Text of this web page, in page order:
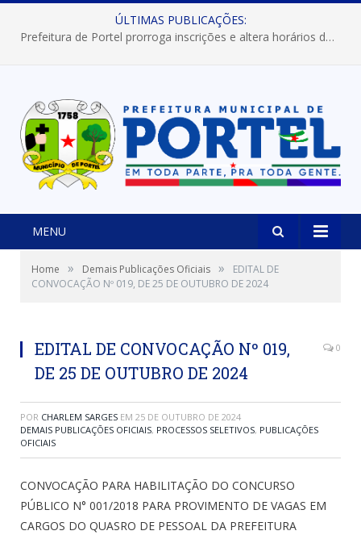
ÚLTIMAS PUBLICAÇÕES:
Prefeitura de Portel prorroga inscrições e altera horários dos concursos “Musa” e “Miss Mix Verão 2026”
MENU
Home » Demais Publicações Oficiais »
EDITAL DE
CONVOCAÇÃO Nº 019, DE 25 DE OUTUBRO DE 2024
EDITAL DE CONVOCAÇÃO Nº 019,
DE 25 DE OUTUBRO DE 2024
0
POR CHARLEM SARGES EM 25 DE OUTUBRO DE 2024
DEMAIS PUBLICAÇÕES OFICIAIS, PROCESSOS SELETIVOS, PUBLICAÇÕES
OFICIAIS
CONVOCAÇÃO PARA HABILITAÇÃO DO CONCURSO
PÚBLICO N° 001/2018 PARA PROVIMENTO DE VAGAS EM
CARGOS DO QUASRO DE PESSOAL DA PREFEITURA